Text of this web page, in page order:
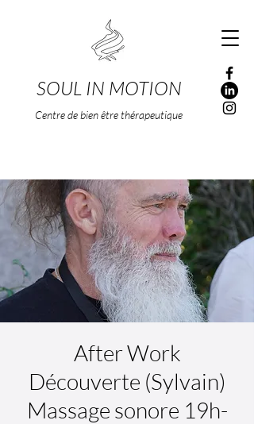
SOUL IN MOTION
Centre de bien être thérapeutique
After Work
Découverte (Sylvain)
Massage sonore 19h-